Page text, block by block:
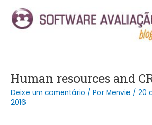
para
Human resources and
Deixe um comentário / PorMenvie /20
2016
navigation